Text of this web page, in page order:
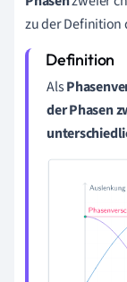
zu der Definition
Als
der Phasen